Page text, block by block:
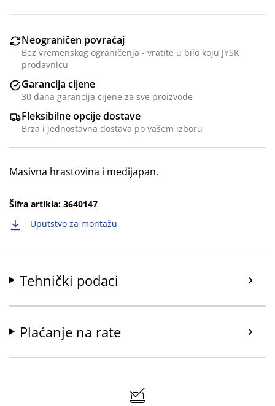
Neograničen povraćaj
Bez vremenskog ograničenja - vratite u bilo koju JYSK
prodavnicu
Garancija cijene
30 dana garancija cijene za sve proizvode
Fleksibilne opcije dostave
Brza i jednostavna dostava po vašem izboru
Masivna hrastovina i medijapan.
Šifra artikla: 3640147
Uputstvo za montažu
Tehnički podaci
Plaćanje na rate